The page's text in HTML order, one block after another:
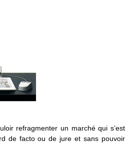
refragmenter un marché qui s’est
de facto ou de jure et sans pouvoir